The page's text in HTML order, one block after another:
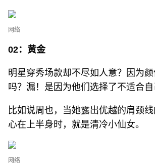
网络
02：黄金
明星穿秀场款却不尽如人意？因为
吗？漏！是因为他们选择了不适合自
比如说周也，当她露出优越的肩颈
心在上半身时，就是清冷小仙女。
网络